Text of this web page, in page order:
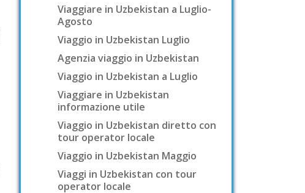
Viaggiare in Uzbekistan a Luglio-
Agosto
Viaggio in Uzbekistan Luglio
Agenzia viaggio in Uzbekistan
Viaggio in Uzbekistan a Luglio
Viaggiare in Uzbekistan
informazione utile
Viaggio in Uzbekistan diretto con
tour operator locale
Viaggio in Uzbekistan Maggio
Viaggi in Uzbekistan con tour
operator locale